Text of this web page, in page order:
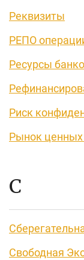
Реквизиты
РЕПО
Ресурсы
Риск
Рынок ценных
С
Свободная